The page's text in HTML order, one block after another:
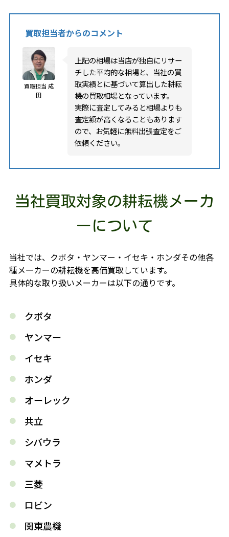
買取担当者からのコメント
買取担当 成
田
上記の相場は当店が独自にリサー
チした平均的な相場と、当社の買
取実績とに基づいて算出した耕耘
機の買取相場となっています。
実際に査定してみると相場よりも
査定額が高くなることもあります
ので、お気軽に無料出張査定をご
依頼ください。
当社買取対象の耕耘機メーカ
ーについて
当社では、クボタ・ヤンマー・イセキ・ホンダその他各
種メーカーの耕耘機を高価買取しています。
具体的な取り扱いメーカーは以下の通りです。
クボタ
ヤンマー
イセキ
ホンダ
オーレック
共立
シバウラ
マメトラ
三菱
ロビン
関東農機